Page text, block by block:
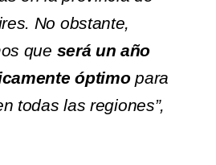
No obstante,
que será un año
óptimopara
todas las regiones”,